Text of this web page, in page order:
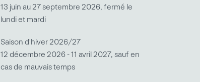
13 juin au 27 septembre 2026, fermé le
lundi et mardi
Saison d'hiver 2026/27
12 décembre 2026 - 11 avril 2027, sauf en
cas de mauvais temps